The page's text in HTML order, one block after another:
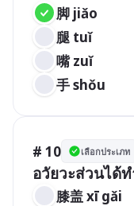
脚 jiǎo
腿 tuǐ
嘴 zuǐ
手 shǒu
# 10 เลือกประเภท
อวัยวะส่วนได้
膝盖 xī gǎi